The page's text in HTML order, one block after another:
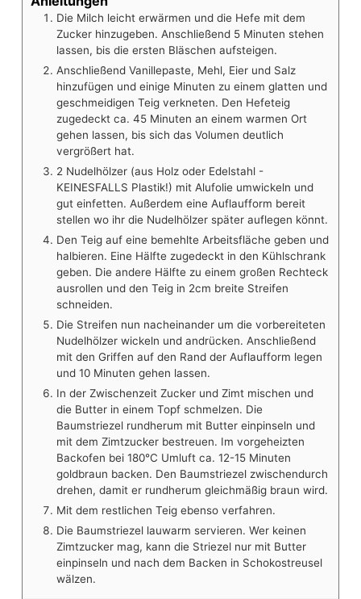
Die Milch leicht erwärmen und die Hefe mit dem
Zucker hinzugeben. Anschließend 5 Minuten stehen
lassen, bis die ersten Bläschen aufsteigen.
Anschließend Vanillepaste, Mehl, Eier und Salz
hinzufügen und einige Minuten zu einem glatten und
geschmeidigen Teig verkneten. Den Hefeteig
zugedeckt ca. 45 Minuten an einem warmen Ort
gehen lassen, bis sich das Volumen deutlich
vergrößert hat.
2 Nudelhölzer (aus Holz oder Edelstahl -
KEINESFALLS Plastik!) mit Alufolie umwickeln und
gut einfetten. Außerdem eine Auflaufform bereit
stellen wo ihr die Nudelhölzer später auflegen könnt.
Den Teig auf eine bemehlte Arbeitsfläche geben und
halbieren. Eine Hälfte zugedeckt in den Kühlschrank
geben. Die andere Hälfte zu einem großen Rechteck
ausrollen und den Teig in 2cm breite Streifen
schneiden.
Die Streifen nun nacheinander um die vorbereiteten
Nudelhölzer wickeln und andrücken. Anschließend
mit den Griffen auf den Rand der Auflaufform legen
und 10 Minuten gehen lassen.
In der Zwischenzeit Zucker und Zimt mischen und
die Butter in einem Topf schmelzen. Die
Baumstriezel rundherum mit Butter einpinseln und
mit dem Zimtzucker bestreuen. Im vorgeheizten
Backofen bei 180°C Umluft ca. 12-15 Minuten
goldbraun backen. Den Baumstriezel zwischendurch
drehen, damit er rundherum gleichmäßig braun wird.
Mit dem restlichen Teig ebenso verfahren.
Die Baumstriezel lauwarm servieren. Wer keinen
Zimtzucker mag, kann die Striezel nur mit Butter
einpinseln und nach dem Backen in Schokostreusel
wälzen.